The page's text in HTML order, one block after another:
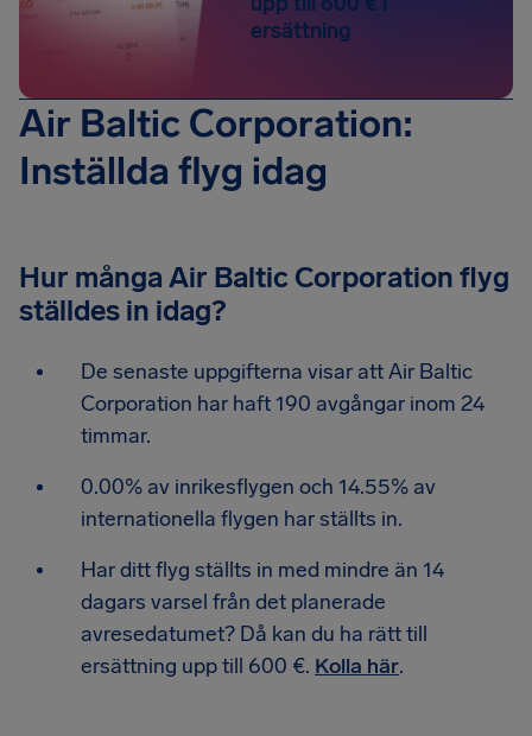
ersättning
Air Baltic Corporation:
Inställda flyg idag
Hur många Air Baltic Corporation flyg
ställdes in idag?
De senaste uppgifterna visar att Air Baltic
Corporation har haft 190 avgångar inom 24
timmar.
0.00% av inrikesflygen och 14.55% av
internationella flygen har ställts in.
Har ditt flyg ställts in med mindre än 14
dagars varsel från det planerade
avresedatumet? Då kan du ha rätt till
ersättning upp till 600 €. Kolla här.